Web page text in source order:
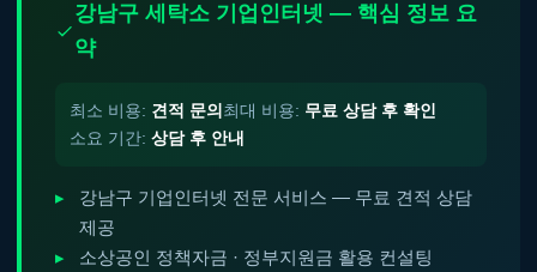
강남구 세탁소 기업인터넷 — 핵심 정보 요
약
최소 비용: 견적 문의 최대 비용: 무료 상담 후 확인
소요 기간: 상담 후 안내
강남구 기업인터넷 전문 서비스 — 무료 견적 상담
제공
소상공인 정책자금 · 정부지원금 활용 컨설팅